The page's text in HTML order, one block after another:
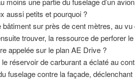
aussi petits et pourquoi ?
sur près de cent mètres, au vu
trouver, la ressource de perforer
appelée sur le plan AE Drive ?
réservoir de carburant a éclaté au
fuselage contre la façade, déclenchant